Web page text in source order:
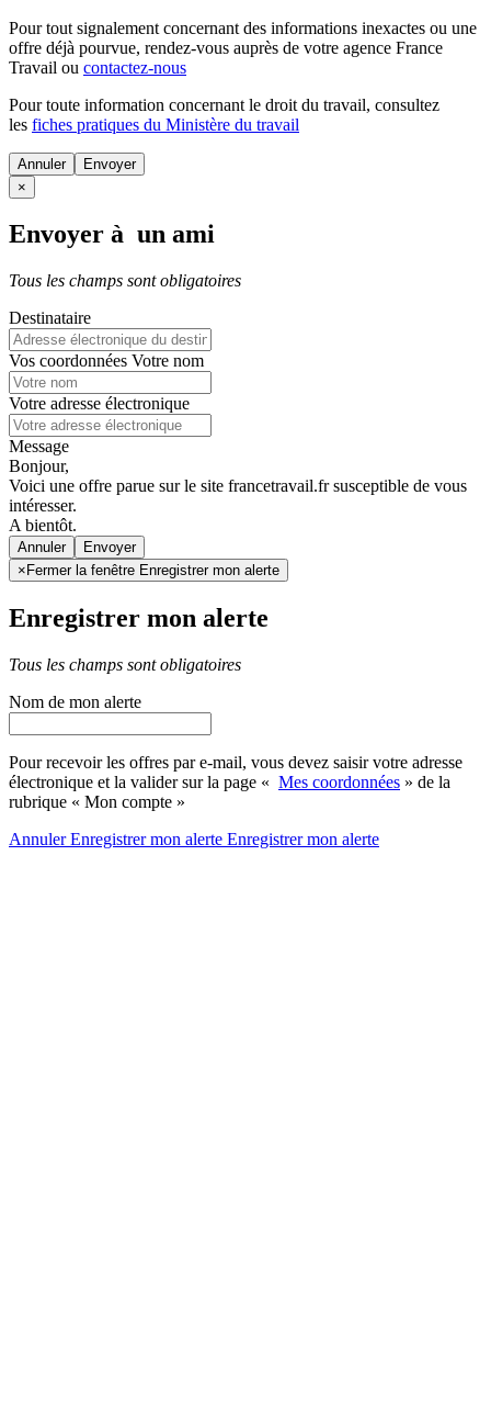
Pour tout signalement concernant des informations inexactes ou une
offre déjà pourvue, rendez-vous auprès de votre agence France
Travail ou contactez-nous
Pour toute information concernant le droit du travail, consultez
les fiches pratiques du Ministère du travail
Annuler
×
Envoyer à un ami
Tous les champs sont obligatoires
Destinataire
Vos coordonnées Votre nom
Votre adresse électronique
Message
Bonjour,
Voici une offre parue sur le site francetravail.fr susceptible de vous
intéresser.
A bientôt.
Annuler
× Fermer la fenêtre Enregistrer mon alerte
Enregistrer mon alerte
Tous les champs sont obligatoires
Nom de mon alerte
Pour recevoir les offres par e-mail, vous devez saisir votre adresse
électronique et la valider sur la page « Mes coordonnées » de la
rubrique « Mon compte »
AnnulerEnregistrer mon alerte Enregistrermon alerte